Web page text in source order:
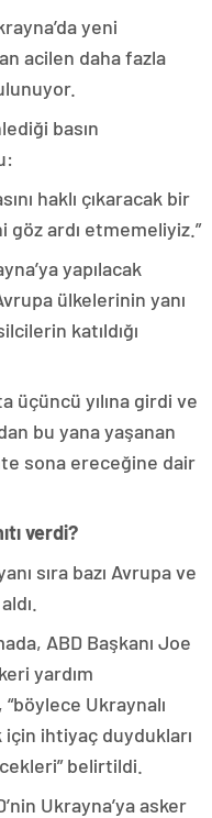
yeni
acilen daha fazla
basın
haklı çıkaracak bir
göz ardı etmemeliyiz.”
yapılacak
ülkelerinin yanı
katıldığı
üçüncü yılına girdi ve
bu yana yaşanan
sona ereceğine dair
verdi?
sıra bazı Avrupa ve
ABD Başkanı Joe
yardım
Ukraynalı
ihtiyaç duydukları
belirtildi.
Ukrayna’ya asker